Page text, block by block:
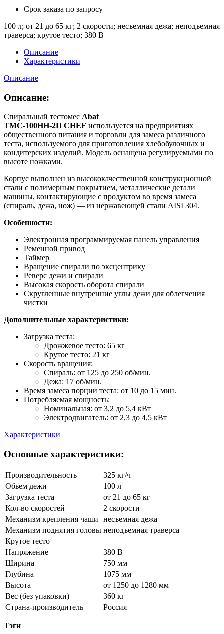
Срок заказа по запросу
100 л; от 21 до 65 кг; 2 скорости; несъемная дежа; неподъемная
траверса; крутое тесто; 380 В
Описание
Характеристики
Описание
Описание:
Спиральный тестомес Abat
ТМС-100НН-2П CHEF используется на предприятиях
общественного питания и торговли для замеса различного
теста, используемого для приготовления хлебобулочных и
кондитерских изделий. Модель оснащена регулируемыми по
высоте ножками.
Корпус выполнен из высококачественной конструкционной
стали с полимерным покрытием, металлические детали
машины, контактирующие с продуктом во время замеса
(спираль, дежа, нож) — из нержавеющей стали AISI 304.
Особенности:
Электронная программируемая панель управления
Ременной привод
Таймер
Вращение спирали по эксцентрику
Реверс дежи и спирали
Высокая скорость оборота спирали
Скругленные внутренние углы дежи для облегчения
чистки
Дополнительные характеристики:
Загрузка теста:
Дрожжевое тесто: 65 кг
Крутое тесто: 21 кг
Скорость вращения:
Спираль: от 125 до 250 об/мин.
Дежа: 17 об/мин.
Время замеса порции теста: от 10 до 15 мин.
Потребляемая мощность:
Номинальная: от 3,2 до 5,4 кВт
Электродвигатель: от 2,3 до 4,5 кВт
Характеристики
Основные характеристики:
Производительность
325 кг/ч
Обьем дежи
100 л
Загрузка теста
от 21 до 65 кг
Кол-во скоростей
2 скорости
Механизм крепления чаши
несъемная дежа
Механизм поднятия головы неподъемная траверса
Крутое тесто
Напряжение
380 В
Ширина
750 мм
Глубина
1075 мм
Высота
от 1250 до 1280 мм
Вес (без упаковки)
360 кг
Страна-производитель
Россия
Тэги